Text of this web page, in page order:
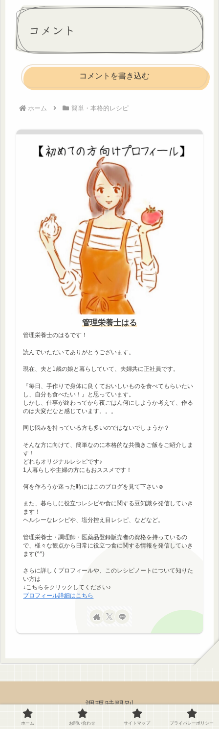
コメント
コメントを書き込む
ホーム 簡単・本格的レシピ
管理栄養士はる
管理栄養士のはるです！
読んでいただいてありがとうございます。
現在、夫と1歳の娘と暮らしていて、夫婦共に正社員です。
『毎日、手作りで身体に良くておいしいものを食べてもらいたい
し、自分も食べたい！』と思っています。
しかし、仕事が終わってから夜ごはん何にしようか考えて、作る
のは大変だなと感じています。。。
同じ悩みを持っている方も多いのではないでしょうか？
そんな方に向けて、簡単なのに本格的な共働きご飯をご紹介しま
す！
どれもオリジナルレシピです♪
1人暮らしや主婦の方にもおススメです！
何を作ろうか迷った時にはこのブログを見て下さい☺
また、暮らしに役立つレシピや食に関する豆知識を発信していき
ます！
ヘルシーなレシピや、塩分控え目レシピ、などなど。
管理栄養士・調理師・医薬品登録販売者の資格を持っているの
で、様々な観点から日常に役立つ食に関する情報を発信していき
ます(^^)
さらに詳しくプロフィールや、このレシピノートについて知りた
い方は
↓こちらをクリックしてください♪
プロフィール詳細はこちら
調理時間別
ホーム お問い合わせ サイトマップ プライバシーポリシー